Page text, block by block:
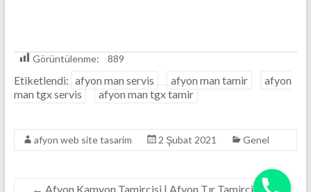
Görüntülenme: 889
Etiketlendi: afyon man servis afyon man tamir
afyon
man tgx servis
afyon man tgx tamir
afyon web site tasarim 2 Şubat 2021 Genel
← Afyon Kamyon Tamircisi | Afyon Tır Tamircisi |